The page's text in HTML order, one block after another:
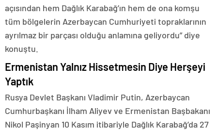
açısından hem Dağlık Karabağ’ın hem de ona komşu
tüm bölgelerin Azerbaycan Cumhuriyeti topraklarının
ayrılmaz bir parçası olduğu anlamına geliyordu” diye
konuştu.
Ermenistan Yalnız Hissetmesin Diye Herşeyi
Yaptık
Rusya Devlet Başkanı Vladimir Putin, Azerbaycan
Cumhurbaşkanı İlham Aliyev ve Ermenistan Başbakanı
Nikol Paşinyan 10 Kasım itibariyle Dağlık Karabağ’da 27